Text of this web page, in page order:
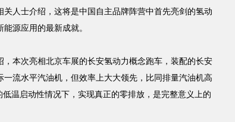
关人士介绍，这将是中国自主品牌阵营中首先亮剑的氢动
源应用的最新成就。
本次亮相北京车展的长安氢动力概念跑车，装配的长安
一流水平汽油机，但效率上大大领先，比同排量汽油机高
温启动性情况下，实现真正的零排放，是完整意义上的